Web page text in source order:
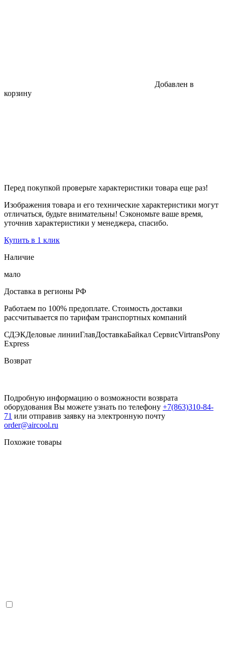
Добавлен в
корзину
Перед покупкой проверьте характеристики товара еще раз!
Изображения товара и его технические характеристики могут
отличаться, будьте внимательны! Сэкономьте ваше время,
уточнив характеристики у менеджера, спасибо.
Купить в 1 клик
Наличие
мало
Доставка в регионы РФ
Работаем по 100% предоплате. Стоимость доставки
рассчитывается по тарифам транспортных компаний
СДЭКДеловые линииГлавДоставкаБайкал СервисVirtransPony
Express
Возврат
Подробную информацию о возможности возврата
оборудования Вы можете узнать по телефону +7(863)310-84-
71 или отправив заявку на электронную почту
order@aircool.ru
Похожие товары